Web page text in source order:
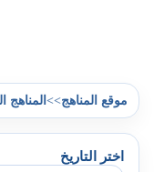
موقع المناهج>>المناهج
اختر التاريخ